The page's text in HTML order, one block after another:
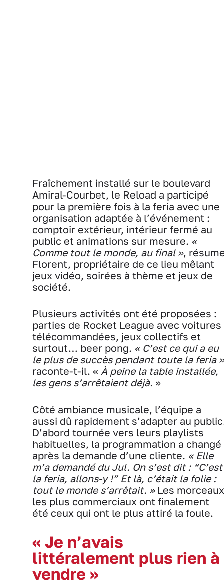
Fraîchement installé sur le boulevard
Amiral-Courbet, le Reload a participé
pour la première fois à la feria avec une
organisation adaptée à l’événement :
comptoir extérieur, intérieur fermé au
public et animations sur mesure. «
Comme tout le monde, au final »,
Florent, propriétaire de ce lieu mêlant
jeux vidéo, soirées à thème et jeux de
société.
Plusieurs activités ont été proposées :
parties de Rocket League avec voitures
télécommandées, jeux collectifs et
surtout… beer pong. « C’est ce qui a eu
le plus de succès pendant toute la feria »
raconte-t-il. « À peine la table installée,
les gens s’arrêtaient déjà. »
Côté ambiance musicale, l’équipe a
aussi dû rapidement s’adapter au
D’abord tournée vers leurs playlists
habituelles, la programmation a changé
après la demande d’une cliente. « Elle
m’a demandé du Jul. On s’est dit : “C’est
la feria, allons-y !” Et là, c’était la folie :
tout le monde s’arrêtait. »Les morceaux
les plus commerciaux ont finalement
été ceux qui ont le plus attiré la foule.
« Je n’avais
littéralement plus rien à
vendre »